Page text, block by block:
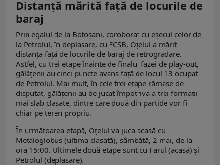
Distanță mărită față de locurile de
baraj
Prin egalul de la Botoșani, coroborat cu eșecul celor de
la Petrolul, în deplasare, cu FCSB, Oțelul a mărit
distanța față de locurile de baraj de retrogradare.
Astfel, cu trei etape înainte de finalul fazei de play-out,
gălățenii au cinci puncte avans față de locul 13 ocupat
de Petrolul. Mai mult, în cele trei etape rămase de
disputat, gălățenii au de jucat împotriva a trei formații
mai slab clasate, dintre care două din partide vor fi
chiar pe teren propriu.
În următoarea etapă, Oțelul va juca acasă cu
Metaloglobus (ultima clasată), sâmbătă, 2 mai, de la
ora 15:00. Ultimele două etape sunt cu Farul (acasă) și
Petrolul (deplasare).